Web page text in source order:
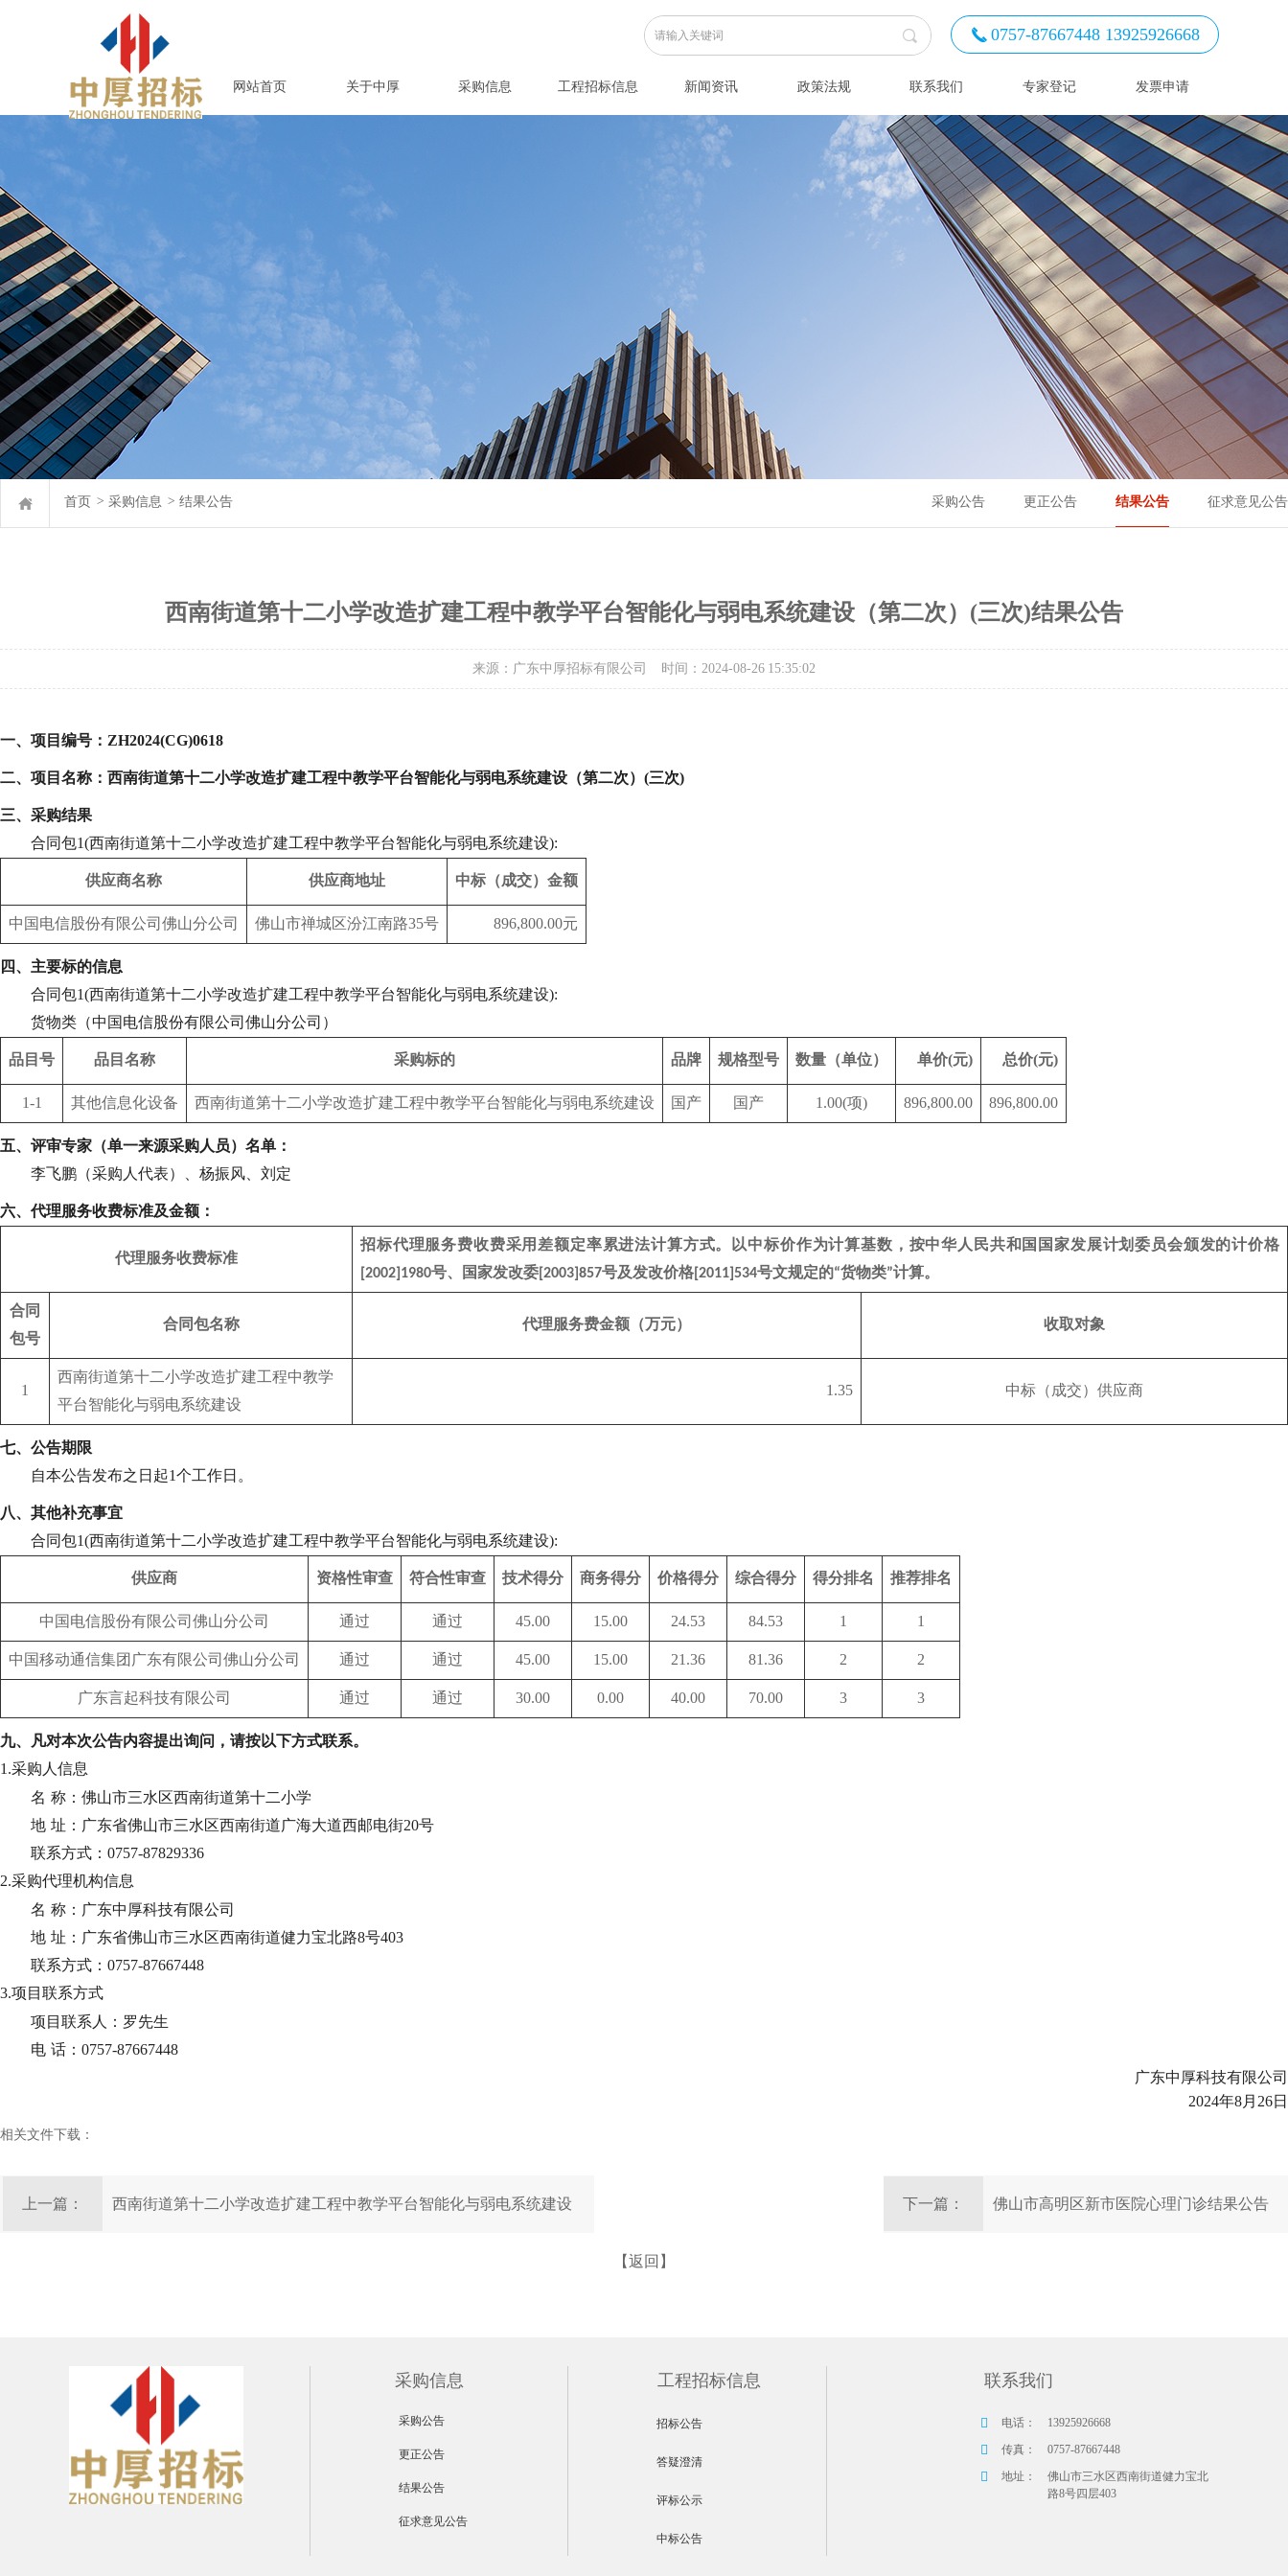
网站首页 关于中厚 采购信息 工程招标信息 新闻资讯 政策法规 联系我们 专家登记 发票申请
끅 0757-87667448 13925926668
首页 > 采购信息 > 结果公告 采购公告 更正公告 结果公告 征求意见公告
西南街道第十二小学改造扩建工程中教学平台智能化与弱电系统建设（第二次）(三次)结果公告
来源：广东中厚招标有限公司 时间：2024-08-26 15:35:02
一、项目编号： ZH2024(CG)0618
二、项目名称：西南街道第十二小学改造扩建工程中教学平台智能化与弱电系统建设（第二次） (三次)
三、采购结果
合同包1(西南街道第十二小学改造扩建工程中教学平台智能化与弱电系统建设):
供应商名称 供应商地址 中标（成交）金额
中国电信股份有限公司佛山分公司 佛山市禅城区汾江南路35号 896,800.00元
四、主要标的信息
合同包1(西南街道第十二小学改造扩建工程中教学平台智能化与弱电系统建设):
货物类（中国电信股份有限公司佛山分公司）
品目号 品目名称 采购标的 品牌 规格型号 数量（单位） 单价(元) 总价(元)
1-1 其他信息化设备 西南街道第十二小学改造扩建工程中教学平台智能化与弱电系统建设 国产 国产 1.00(项) 896,800.00 896,800.00
五、评审专家（单一来源采购人员）名单：
李飞鹏（采购人代表）、杨振风、刘定
六、代理服务收费标准及金额：
代理服务收费标准
招标代理服务费收费采用差额定率累进法计算方式。以中标价作为计算基数，按中华人民共和国国家发展计划委员会颁发的计价格
[2002]1980号、国家发改委 [2003]857号及发改价格 [2011]534号文规定的“货物类”计算。
合同
包号
合同包名称 代理服务费金额（万元） 收取对象
1
西南街道第十二小学改造扩建工程中教学
平台智能化与弱电系统建设
1.35 中标（成交）供应商
七、公告期限
自本公告发布之日起1个工作日。
八、其他补充事宜
合同包1(西南街道第十二小学改造扩建工程中教学平台智能化与弱电系统建设):
供应商 资格性审查 符合性审查 技术得分 商务得分 价格得分 综合得分 得分排名 推荐排名
中国电信股份有限公司佛山分公司 通过 通过 45.00 15.00 24.53 84.53 1 1
中国移动通信集团广东有限公司佛山分公司 通过 通过 45.00 15.00 21.36 81.36 2 2
广东言起科技有限公司 通过 通过 30.00 0.00 40.00 70.00 3 3
九、凡对本次公告内容提出询问，请按以下方式联系。
1.采购人信息
名 称：佛山市三水区西南街道第十二小学
地 址：广东省佛山市三水区西南街道广海大道西邮电街20号
联系方式： 0757-87829336
2.采购代理机构信息
名 称：广东中厚科技有限公司
地 址：广东省佛山市三水区西南街道健力宝北路8号403
联系方式： 0757-87667448
3.项目联系方式
项目联系人：罗先生
电 话：0757-87667448
广东中厚科技有限公司
2024年8月26日
相关文件下载：
上一篇： 西南街道第十二小学改造扩建工程中教学平台智能化与弱电系统建设 下一篇： 佛山市高明区新市医院心理门诊结果公告
【返回】
工程招标信息
招标公告
答疑澄清
评标公示
中标公告
采购信息
采购公告
更正公告
结果公告
征求意见公告
联系我们
电话：
13925926668
传真：
0757-87667448
地址：
佛山市三水区西南街道健力宝北
路8号四层403